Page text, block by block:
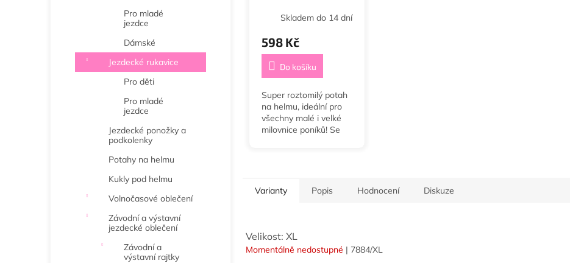
Pro mladé
jezdce
Dámské
Jezdecké rukavice
Pro děti
Pro mladé
jezdce
Jezdecké ponožky a
podkolenky
Potahy na helmu
Kukly pod helmu
Volnočasové oblečení
Závodní a výstavní
jezdecké oblečení
Závodní a
výstavní rajtky
Skladem do 14 dní
598 Kč
Do košíku
Super roztomilý potah
na helmu, ideální pro
všechny malé i velké
milovnice poníků! Se
Varianty Popis Hodnocení Diskuze
Velikost: XL
Momentálně nedostupné | 7884/XL